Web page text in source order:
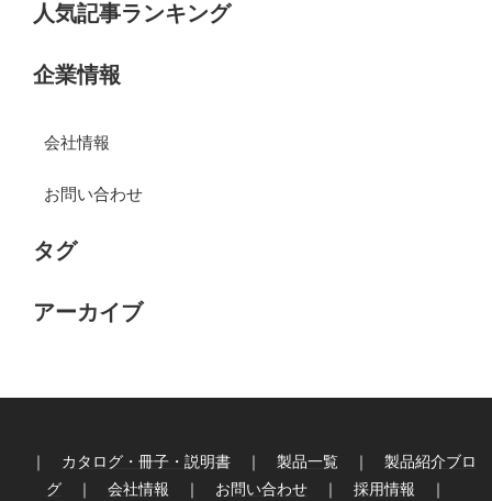
人気記事ランキング
企業情報
会社情報
お問い合わせ
タグ
アーカイブ
｜ カタログ・冊子・説明書 ｜ 製品一覧 ｜ 製品紹介ブロ
グ ｜ 会社情報 ｜ お問い合わせ ｜ 採用情報 ｜